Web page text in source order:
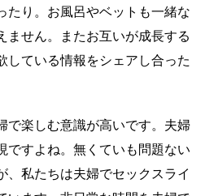
たり。お風呂やベットも一緒な
ません。またお互いが成長する
している情報をシェアし合った
で楽しむ意識が高いです。夫婦
ですよね。無くていも問題ない
、私たちは夫婦でセックスライ